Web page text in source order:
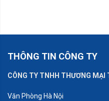
THÔNG TIN CÔNG TY
CÔNG TY TNHH THƯƠNG MẠI
Văn Phòng Hà Nội